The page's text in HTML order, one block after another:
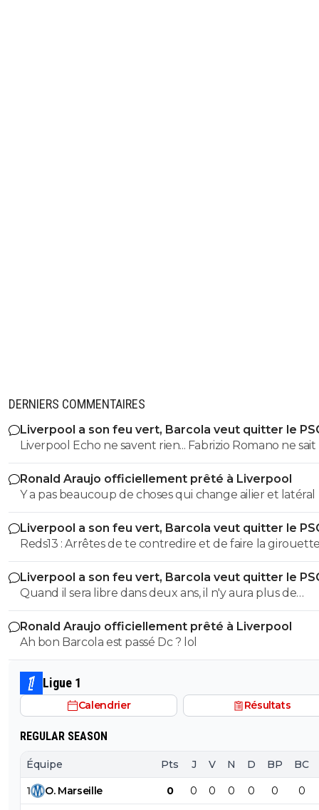
DERNIERS COMMENTAIRES
Liverpool a son feu vert, Barcola veut quitter le
Liverpool Echo ne savent rien... Fabrizio Romano ne sait
Il n'y a que Reds13 qui sait tout sur tout.
Ronald Araujo officiellement prêté à Liverpool
Y a pas beaucoup de choses qui change ailier et latéral
Liverpool a son feu vert, Barcola veut quitter le
Reds13 : Arrêtes de te contredire et de faire la
une memoire de poisson rouge, tu me dis que barcola
de Liverpool pour négocier une prolongation alors
commentaires plus haut tu dis qu il partira libre dans 2
mdr
Liverpool a son feu vert, Barcola veut quitter le
Quand il sera libre dans deux ans, il n'y aura plus de
négociations entre clubs. Dans un an et demi, le
où il veut, le club n'aura plus son mot à dire. On voit
l'intelligence dégouline de partout chez toi.
Ronald Araujo officiellement prêté à Liverpool
Ah bon Barcola est passé Dc ? lol
Ligue 1
Calendrier Résultats
REGULAR SEASON
Équipe Pts J V N D BP BC
1 O. Marseille 0 0 0 0 0 0 0